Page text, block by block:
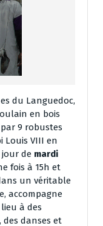
du Languedoc,
en bois
9 robustes
Louis VIII en
jour de mardi
fois à 15h et
un véritable
accompagne
à des
des danses et